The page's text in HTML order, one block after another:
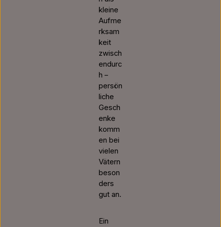
kleine
Aufme
rksam
keit
zwisch
endurc
h –
persön
liche
Gesch
enke
komm
en bei
vielen
Vätern
beson
ders
gut an.
Ein